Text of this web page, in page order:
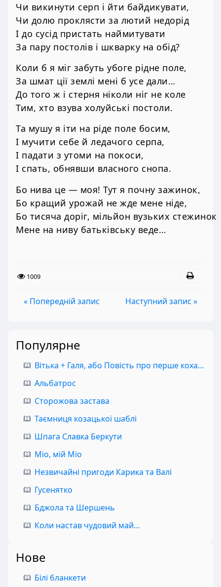
Чи викинути серп і йти байдикувати,
Чи долю проклясти за лютий недорід
І до сусід пристать наймитувати
За пару постолів і шкварку на обід?
Коли б я міг забуть убоге рідне поле,
За шмат ції землі мені б усе дали…
До того ж і стерня ніколи ніг не коле
Тим, хто взува холуйські постоли.
Та мушу я іти на ріде поле босим,
І мучити себе й ледачого серпа,
І падати з утоми на покоси,
І спать, обнявши власного снопа.
Бо нива це — моя! Тут я почну зажинок,
Бо кращий урожай не жде мене ніде,
Бо тисяча доріг, мільйон вузьких стежинок
Мене на ниву батьківську веде…
1009
« Попередній запис Наступний запис »
Популярне
Вітька + Галя, або Повість про перше кохання
Альбатрос
Сторожова застава
Таємниця козацької шаблі
Шпага Славка Беркути
Міо, мій Міо
Незвичайні пригоди Карика та Валі
Гусенятко
Бджола та Шершень
Коли настав чудовий май…
Нове
Білі бланкети